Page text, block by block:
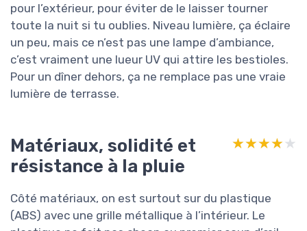
pour l’extérieur, pour éviter de le laisser tourner
toute la nuit si tu oublies. Niveau lumière, ça éclaire
un peu, mais ce n’est pas une lampe d’ambiance,
c’est vraiment une lueur UV qui attire les bestioles.
Pour un dîner dehors, ça ne remplace pas une vraie
lumière de terrasse.
Matériaux, solidité et
résistance à la pluie
★★★★★
★★★★★
Côté matériaux, on est surtout sur du plastique
(ABS) avec une grille métallique à l’intérieur. Le